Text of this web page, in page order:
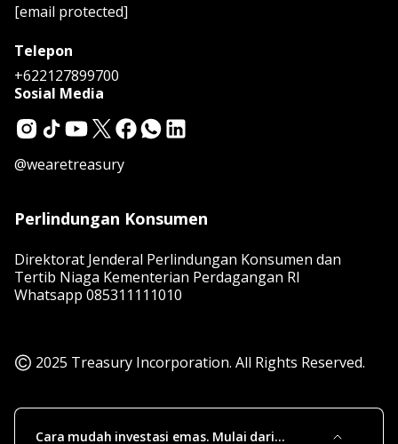
[email protected]
Telepon
+622127899700
Sosial Media
@wearetreasury
Perlindungan Konsumen
Direktorat Jenderal Perlindungan Konsumen dan
Tertib Niaga Kementerian Perdagangan RI
Whatsapp 085311111010
2025 Treasury Incorporation. All Rights Reserved.
Cara mudah investasi emas. Mulai dari